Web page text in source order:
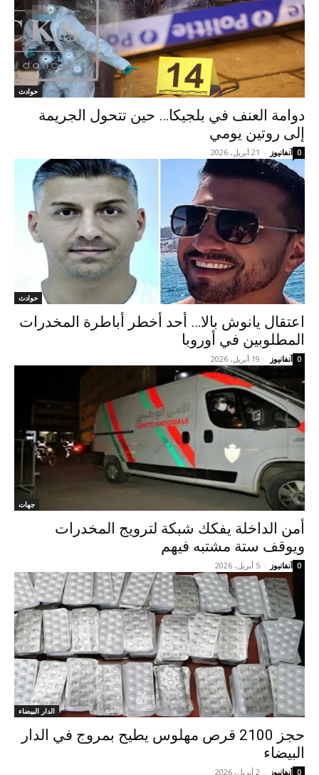
حوادث
دوامة العنف في بلجيكا… حين تتحول الجريمة
إلى روتين يومي
آنفانيوز - 21 أبريل، 2026 0
حوادث
اعتقال يانوش بالا… أحد أخطر أباطرة المخدرات
المطلوبين في أوروبا
آنفانيوز - 19 أبريل، 2026 0
جهات
أمن الداخلة يفكك شبكة لترويج المخدرات
ويوقف ستة مشتبه فيهم
آنفانيوز - 5 أبريل، 2026 0
الدار البيضاء
حجز 2100 قرص مهلوس يطيح بمروج في الدار
البيضاء
آنفانيوز - 2 أبريل، 2026 0